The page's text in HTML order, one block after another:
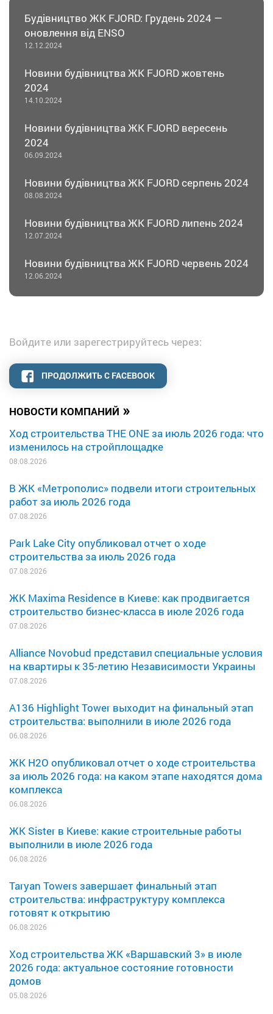
НОВОСТИ КОМПАНИЙ »
Ход строительства THE ONE за июль 2026 года: что
изменилось на стройплощадке
08.08.2026
В ЖК «Метрополис» подвели итоги строительных
работ за июль 2026 года
07.08.2026
Park Lake City опубликовал отчет о ходе
строительства за июль 2026 года
07.08.2026
ЖК Maxima Residence в Киеве: как продвигается
строительство бизнес-класса в июле 2026 года
07.08.2026
Alliance Novobud представил специальные условия
на квартиры к 35-летию Независимости Украины
07.08.2026
A136 Highlight Tower выходит на финальный этап
строительства: выполнили в июле 2026 года
06.08.2026
ЖК H2O опубликовал отчет о ходе строительства
за июль 2026 года: на каком этапе находятся дома
комплекса
06.08.2026
ЖК Sister в Киеве: какие строительные работы
выполнили в июле 2026 года
06.08.2026
Taryan Towers завершает финальный этап
строительства: инфраструктуру комплекса
готовят к открытию
06.08.2026
Ход строительства ЖК «Варшавский 3» в июле
2026 года: актуальное состояние готовности
домов
05.08.2026
Будівництво ЖК FJORD: Грудень 2024 —
оновлення від ENSO
12.12.2024
Новини будівництва ЖК FJORD жовтень
2024
14.10.2024
Новини будівництва ЖК FJORD вересень
2024
06.09.2024
Новини будівництва ЖК FJORD серпень 2024
08.08.2024
Новини будівництва ЖК FJORD липень 2024
12.07.2024
Новини будівництва ЖК FJORD червень 2024
12.06.2024
Войдите или зарегестрируйтесь через:
ПРОДОЛЖИТЬ С FACEBOOK